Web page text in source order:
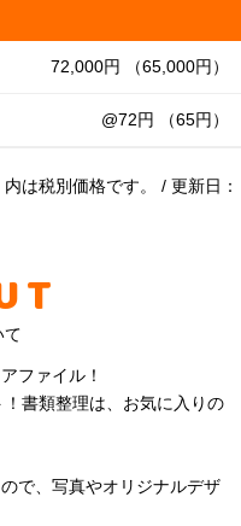
72,000円 （65,000円）
@72円 （65円）
は税別価格です。 / 更新日：
て
ファイル！
書類整理は、お気に入りの
で、写真やオリジナルデザ